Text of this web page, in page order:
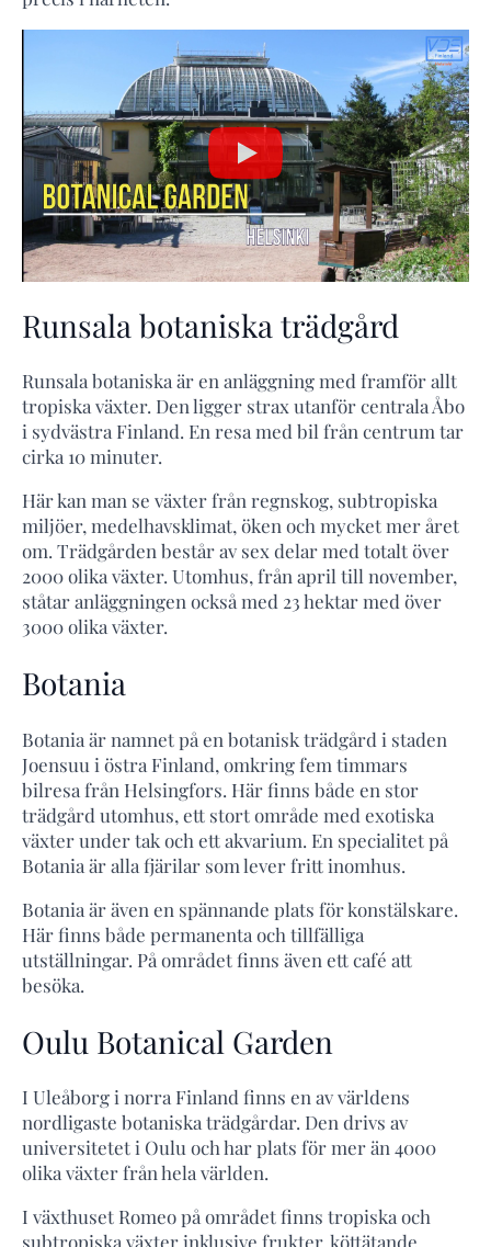
Runsala botaniska trädgård
Runsala botaniska är en anläggning med framför allt
tropiska växter. Den ligger strax utanför centrala Åbo
i sydvästra Finland. En resa med bil från centrum tar
cirka 10 minuter.
Här kan man se växter från regnskog, subtropiska
miljöer, medelhavsklimat, öken och mycket mer året
om. Trädgården består av sex delar med totalt över
2000 olika växter. Utomhus, från april till november,
ståtar anläggningen också med 23 hektar med över
3000 olika växter.
Botania
Botania är namnet på en botanisk trädgård i staden
Joensuu i östra Finland, omkring fem timmars
bilresa från Helsingfors. Här finns både en stor
trädgård utomhus, ett stort område med exotiska
växter under tak och ett akvarium. En specialitet på
Botania är alla fjärilar som lever fritt inomhus.
Botania är även en spännande plats för konstälskare.
Här finns både permanenta och tillfälliga
utställningar. På området finns även ett café att
besöka.
Oulu Botanical Garden
I Uleåborg i norra Finland finns en av världens
nordligaste botaniska trädgårdar. Den drivs av
universitetet i Oulu och har plats för mer än 4000
olika växter från hela världen.
I växthuset Romeo på området finns tropiska och
subtropiska växter inklusive frukter, köttätande